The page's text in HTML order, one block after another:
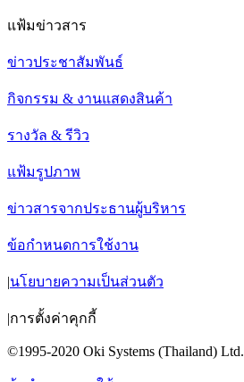
แฟ้มข่าวสาร
ข่าวประชาสัมพันธ์
กิจกรรม & งานแสดงสินค้า
รางวัล & รีวิว
แฟ้มรูปภาพ
ข่าวสารจากประธานผู้บริหาร
ข้อกำหนดการใช้งาน
|นโยบายความเป็นส่วนตัว
|การตั้งค่าคุกกี้
©1995-2020 Oki Systems (Thailand) Ltd.